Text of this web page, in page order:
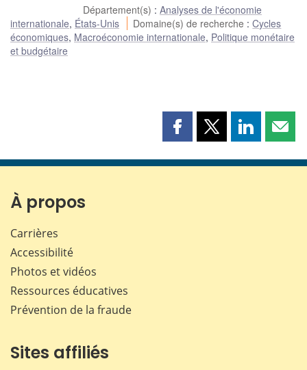
Département(s) : Analyses de l'économie
internationale, États-Unis Domaine(s) de recherche :Cycles
économiques, Macroéconomie internationale, Politique monétaire
et budgétaire
Partager
page
Partager
page
Partager
page page
À propos
Carrières
Accessibilité
Photos et vidéos
Ressources éducatives
Prévention de la fraude
Sites affiliés